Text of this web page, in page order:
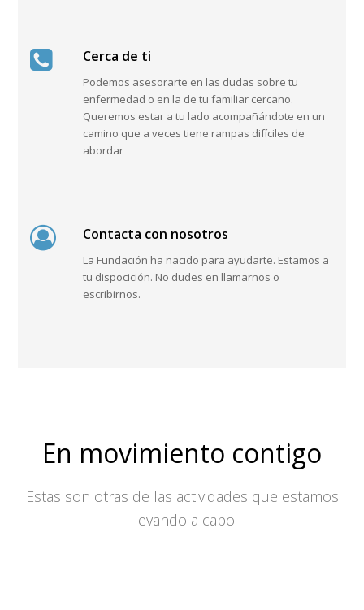
Cerca de ti
Podemos asesorarte en las dudas sobre tu
enfermedad o en la de tu familiar cercano.
Queremos estar a tu lado acompañándote en un
camino que a veces tiene rampas difíciles de
abordar
Contacta con nosotros
La Fundación ha nacido para ayudarte. Estamos a
tu dispocición. No dudes en llamarnos o
escribirnos.
En movimiento contigo
Estas son otras de las actividades que estamos
llevando a cabo